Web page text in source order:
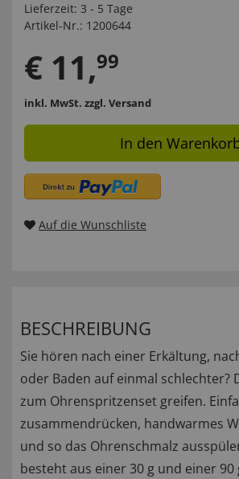
Lieferzeit: 3 - 5 Tage
Artikel-Nr.: 1200644
€ 11,99
inkl. MwSt. zzgl. Versand
In den
Auf die Wunschliste
BESCHREIBUNG
Sie hören nach einer Erkältung,
oder Baden auf einmal schlechter?
zum Ohrenspritzenset greifen.
zusammendrücken, handwarmes
und so das Ohrenschmalz
besteht aus einer 30 g und einer 90